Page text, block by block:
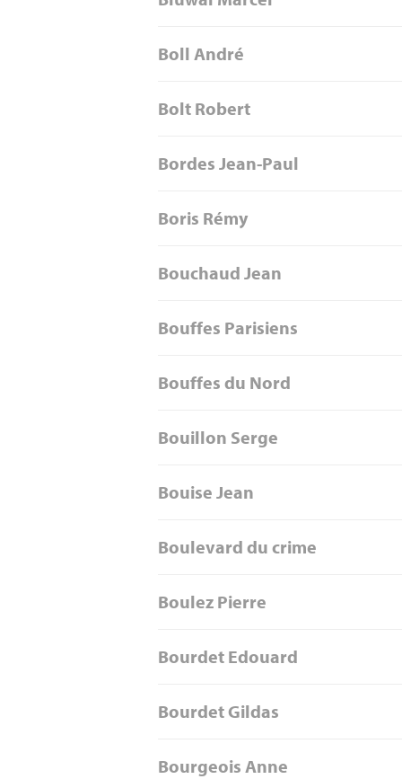
Boll André
Bolt Robert
Bordes Jean-Paul
Boris Rémy
Bouchaud Jean
Bouffes Parisiens
Bouffes du Nord
Bouillon Serge
Bouise Jean
Boulevard du crime
Boulez Pierre
Bourdet Edouard
Bourdet Gildas
Bourgeois Anne